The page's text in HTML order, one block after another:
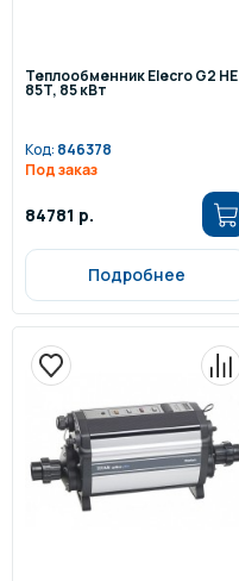
Теплообменник Elecro G2 HE
85T, 85 кВт
Код: 846378
Под заказ
84781 р.
Подробнее